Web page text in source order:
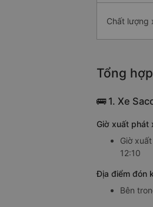
Chất lượng
Tổng
🚌 1. Xe
Giờ xuất phát
Giờ
12:10
Địa điểm đón
Bên